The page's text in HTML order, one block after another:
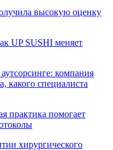
высокую оценку
UP SUSHI меняет
компания
какого специалиста
практика помогает
хирургического